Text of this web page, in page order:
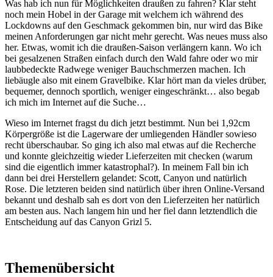
Was hab ich nun für Möglichkeiten draußen zu fahren? Klar steht
noch mein Hobel in der Garage mit welchem ich während des
Lockdowns auf den Geschmack gekommen bin, nur wird das Bike
meinen Anforderungen gar nicht mehr gerecht. Was neues muss also
her. Etwas, womit ich die draußen-Saison verlängern kann. Wo ich
bei gesalzenen Straßen einfach durch den Wald fahre oder wo mir
laubbedeckte Radwege weniger Bauchschmerzen machen. Ich
liebäugle also mit einem Gravelbike. Klar hört man da vieles drüber,
bequemer, dennoch sportlich, weniger eingeschränkt… also begab
ich mich im Internet auf die Suche…
Wieso im Internet fragst du dich jetzt bestimmt. Nun bei 1,92cm
Körpergröße ist die Lagerware der umliegenden Händler sowieso
recht überschaubar. So ging ich also mal etwas auf die Recherche
und konnte gleichzeitig wieder Lieferzeiten mit checken (warum
sind die eigentlich immer katastrophal?). In meinem Fall bin ich
dann bei drei Herstellern gelandet: Scott, Canyon und natürlich
Rose. Die letzteren beiden sind natürlich über ihren Online-Versand
bekannt und deshalb sah es dort von den Lieferzeiten her natürlich
am besten aus. Nach langem hin und her fiel dann letztendlich die
Entscheidung auf das Canyon Grizl 5.
Themenübersicht